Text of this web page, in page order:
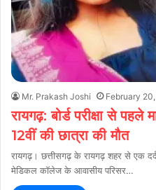
Mr. Prakash Joshi February
रायगढ़: बोर्ड परीक्षा से
12वीं की छात्रा की मौत
रायगढ़। छत्तीसगढ़ के रायगढ़ शहर से एक
मेडिकल कॉलेज के आवासीय परिसर…